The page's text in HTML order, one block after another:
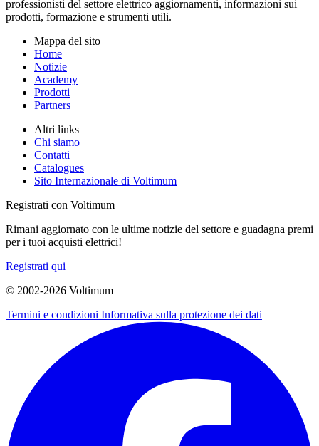
professionisti del settore elettrico aggiornamenti, informazioni sui
prodotti, formazione e strumenti utili.
Mappa del sito
Home
Notizie
Academy
Prodotti
Partners
Altri links
Chi siamo
Contatti
Catalogues
Sito Internazionale di Voltimum
Registrati con Voltimum
Rimani aggiornato con le ultime notizie del settore e guadagna premi
per i tuoi acquisti elettrici!
Registrati qui
© 2002-2026 Voltimum
Termini e condizioni Informativa sulla protezione dei dati